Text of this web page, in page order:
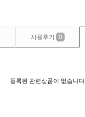
사용후기 0
등록된 관련상품이 없습니다.